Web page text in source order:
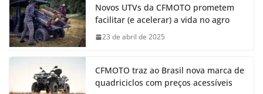
Novos UTVs da CFMOTO prometem
facilitar (e acelerar) a vida no agro
23 de abril de 2025
CFMOTO traz ao Brasil nova marca de
quadriciclos com preços acessíveis